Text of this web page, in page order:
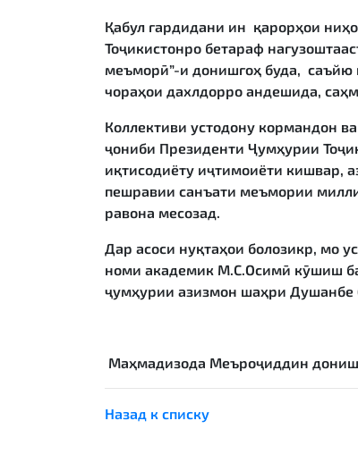
Қабул гардидани ин қарорҳои
Тоҷикистонро бетараф
меъморӣ”-и донишгоҳ буда, саъйю
чораҳои дахлдорро андешида,
Коллективи устодону кормандон
ҷониби Президенти Ҷумҳурии
иқтисодиёту иҷтимоиёти кишвар,
пешравии санъати меъмории
равона месозад.
Дар асоси нуқтаҳои болозикр, мо
номи академик М.С.Осимӣ кӯшиш
ҷумҳурии азизмон шаҳри Душанбе
Маҳмадизода Меъроҷиддин
Назад к списку